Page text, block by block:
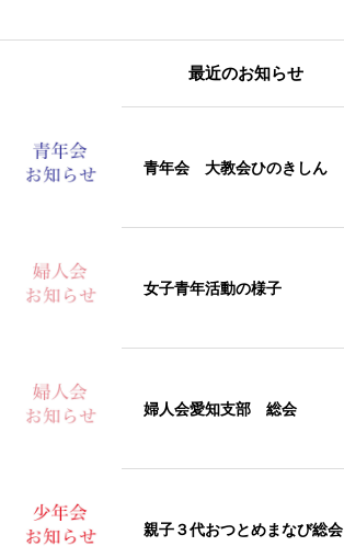
最近のお知らせ
青年会 大教会ひのきしん
女子青年活動の様子
婦人会愛知支部 総会
親子３代おつとめまなび総会